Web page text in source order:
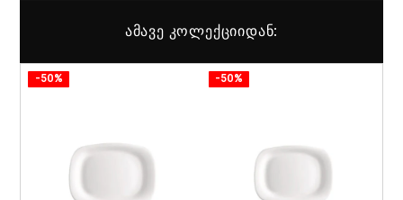
ამავე კოლექციიდან:
-50% -50%